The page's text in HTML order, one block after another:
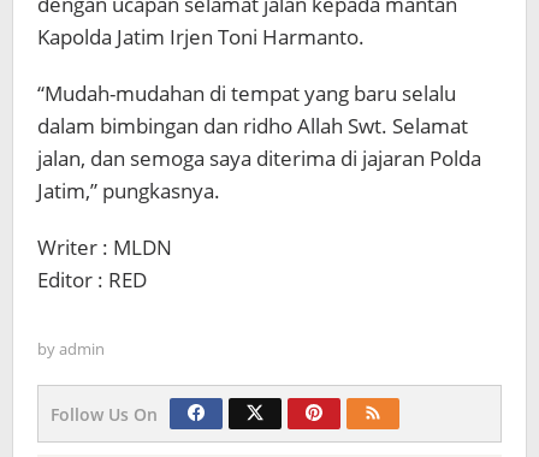
Kapolda Jatim Irjen Toni Harmanto.
“Mudah-mudahan di tempat yang baru selalu
dalam bimbingan dan ridho Allah Swt. Selamat
jalan, dan semoga saya diterima di jajaran Polda
Jatim,” pungkasnya.
Writer : MLDN
Editor : RED
byadmin
Follow Us On